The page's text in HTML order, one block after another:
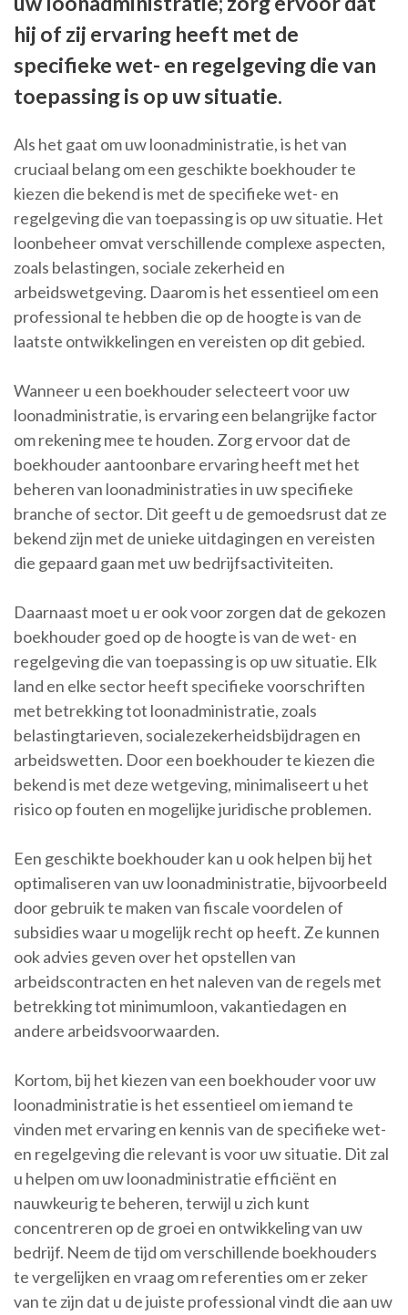
hij of zij ervaring heeft met de
specifieke wet- en regelgeving die van
toepassing is op uw situatie.
Als het gaat om uw loonadministratie, is het van
cruciaal belang om een geschikte boekhouder te
kiezen die bekend is met de specifieke wet- en
regelgeving die van toepassing is op uw situatie. Het
loonbeheer omvat verschillende complexe aspecten,
zoals belastingen, sociale zekerheid en
arbeidswetgeving. Daarom is het essentieel om een
professional te hebben die op de hoogte is van de
laatste ontwikkelingen en vereisten op dit gebied.
Wanneer u een boekhouder selecteert voor uw
loonadministratie, is ervaring een belangrijke factor
om rekening mee te houden. Zorg ervoor dat de
boekhouder aantoonbare ervaring heeft met het
beheren van loonadministraties in uw specifieke
branche of sector. Dit geeft u de gemoedsrust dat ze
bekend zijn met de unieke uitdagingen en vereisten
die gepaard gaan met uw bedrijfsactiviteiten.
Daarnaast moet u er ook voor zorgen dat de gekozen
boekhouder goed op de hoogte is van de wet- en
regelgeving die van toepassing is op uw situatie. Elk
land en elke sector heeft specifieke voorschriften
met betrekking tot loonadministratie, zoals
belastingtarieven, socialezekerheidsbijdragen en
arbeidswetten. Door een boekhouder te kiezen die
bekend is met deze wetgeving, minimaliseert u het
risico op fouten en mogelijke juridische problemen.
Een geschikte boekhouder kan u ook helpen bij het
optimaliseren van uw loonadministratie, bijvoorbeeld
door gebruik te maken van fiscale voordelen of
subsidies waar u mogelijk recht op heeft. Ze kunnen
ook advies geven over het opstellen van
arbeidscontracten en het naleven van de regels met
betrekking tot minimumloon, vakantiedagen en
andere arbeidsvoorwaarden.
Kortom, bij het kiezen van een boekhouder voor uw
loonadministratie is het essentieel om iemand te
vinden met ervaring en kennis van de specifieke wet-
en regelgeving die relevant is voor uw situatie. Dit zal
u helpen om uw loonadministratie efficiënt en
nauwkeurig te beheren, terwijl u zich kunt
concentreren op de groei en ontwikkeling van uw
bedrijf. Neem de tijd om verschillende boekhouders
te vergelijken en vraag om referenties om er zeker
van te zijn dat u de juiste professional vindt die aan uw